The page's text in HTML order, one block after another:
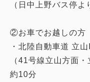
（日中上野バス停よ
②お車でお越しの方
・北陸自動車道 立
（41号線立山方面
約10分